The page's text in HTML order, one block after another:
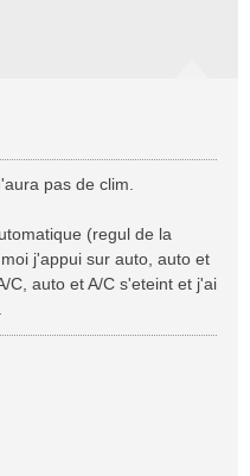
pas de clim.
(regul de la
j'appui sur auto, auto et
C, auto et A/C s'eteint et j'ai